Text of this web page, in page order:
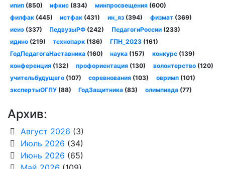
ипип(850) ифкис (834) минпросвещения(600)
филфак(445) истфак (431) ин_яз(394) физмат(369)
иеиэ(337) ПедвузыРФ (242) ПедагогиРоссии(233)
идино(219) технопарк (186) ГПН_2023(161)
ГодПедагогаНаставника(160) наука (157) конкурс(139)
конференция(132) профориентация (130) волонтерство(120)
учительбудущего(107) соревнования (103) овримп(101)
экспертыОГПУ(88) ГодЗащитника (83) олимпиада(77)
Архив:
Август 2026 (3)
Июль 2026 (34)
Июнь 2026 (65)